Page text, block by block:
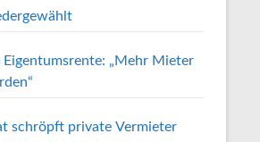
„Mehr Mieter
schröpft private Vermieter